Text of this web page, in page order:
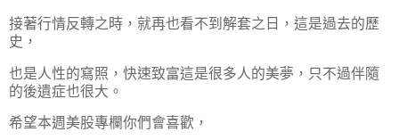
接著行情反轉之時，就再也看不到解套之日，這是過去的歷
史，
也是人性的寫照，快速致富這是很多人的美夢，只不過伴隨
的後遺症也很大。
希望本週美股專欄你們會喜歡，